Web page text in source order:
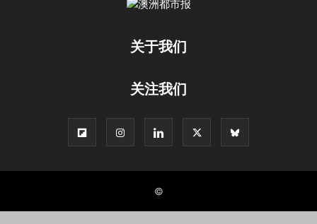
关于我们
关注我们
©